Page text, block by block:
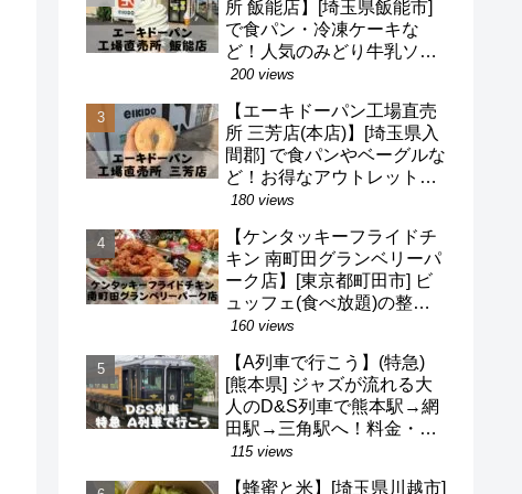
所 飯能店】[埼玉県飯能市]
で食パン・冷凍ケーキな
ど！人気のみどり牛乳ソフ
トクリームも！駐車場・営
200 views
【エーキドーパン工場直売
所 三芳店(本店)】[埼玉県入
間郡] で食パンやベーグルな
ど！お得なアウトレット品
も！駐車場・営業時間・定
180 views
【ケンタッキーフライドチ
キン 南町田グランベリーパ
ーク店】[東京都町田市] ビ
ュッフェ(食べ放題)の整理
券・混雑状況・待ち時間な
160 views
【A列車で行こう】(特急)
[熊本県] ジャズが流れる大
人のD&S列車で熊本駅→網
田駅→三角駅へ！料金・予
約・名前の由来・デザイナ
115 views
【蜂蜜と米】[埼玉県川越市]